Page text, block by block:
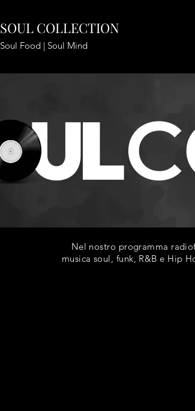
SOUL COLLECTION
Soul Food | Soul Mind
Nel nostro programma
musica soul, funk, R&B e Hip